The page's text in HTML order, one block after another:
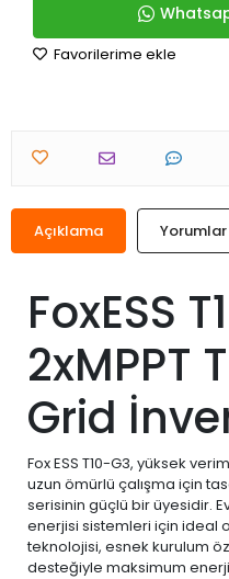
Favorilerime ekle
Açıklama Yorumlar
FoxESS
2xMPPT
Grid
Fox ESS T10-G3, yüksek
uzun ömürlü çalışma için
serisinin güçlü bir üyesidir.
enerjisi sistemleri için ideal
teknolojisi, esnek kurulum
desteğiyle maksimum